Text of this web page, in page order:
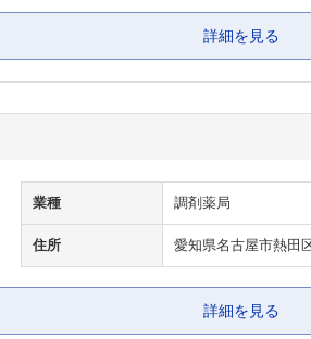
詳細を見る
業種 調剤薬局
住所 愛知県名古屋市熱田
詳細を見る